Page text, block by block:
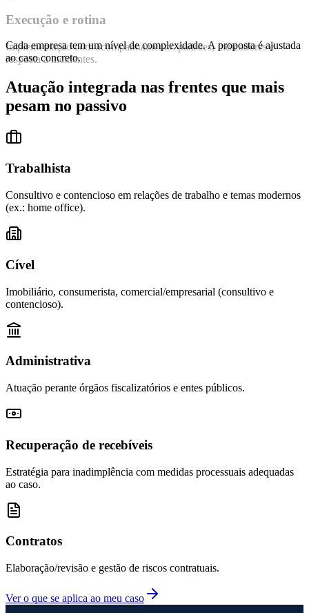
Execução e rotina
Implementação com acompanhamento: padrões, indicadores e
resposta a incidentes.
Cada empresa tem um nível de complexidade. A proposta é ajustada
ao caso concreto.
Atuação integrada nas frentes que mais
pesam no passivo
Trabalhista
Consultivo e contencioso em relações de trabalho e temas modernos
(ex.: home office).
Cível
Imobiliário, consumerista, comercial/empresarial (consultivo e
contencioso).
Administrativa
Atuação perante órgãos fiscalizatórios e entes públicos.
Recuperação de recebíveis
Estratégia para inadimplência com medidas processuais adequadas
ao caso.
Contratos
Elaboração/revisão e gestão de riscos contratuais.
Ver o que se aplica ao meu caso